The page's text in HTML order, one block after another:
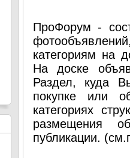
ПроФорум -
категориям на
На доске
Раздел, куда
покупке или
категориях
размещения
публикации.